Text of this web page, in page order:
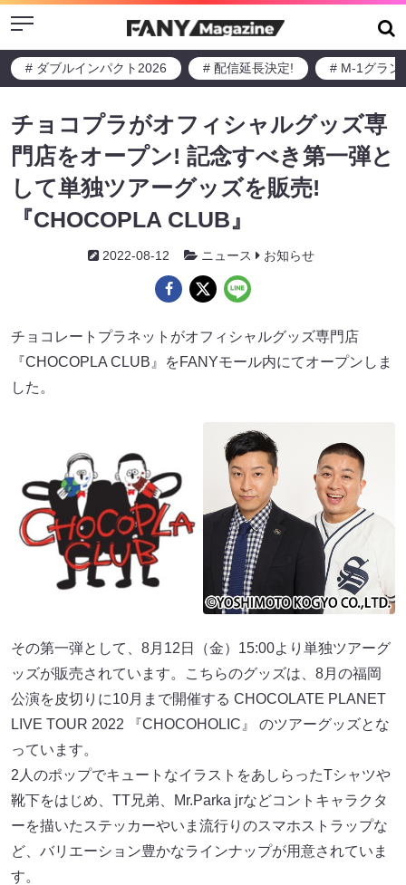
Menu
# ダブルインパクト2026 # 配信延長決定! # M-1グラン
チョコプラがオフィシャルグッズ専
門店をオープン! 記念すべき第一弾と
して単独ツアーグッズを販売!
『CHOCOPLA CLUB』
2022-08-12 ニュース お知らせ
チョコレートプラネットがオフィシャルグッズ専門店
『CHOCOPLA CLUB』をFANYモール内にてオープンしま
した。
その第一弾として、8月12日（金）15:00より単独ツアーグ
ッズが販売されています。こちらのグッズは、8月の福岡
公演を皮切りに10月まで開催する CHOCOLATE PLANET
LIVE TOUR 2022 『CHOCOHOLIC』 のツアーグッズとな
っています。
2人のポップでキュートなイラストをあしらったTシャツや
靴下をはじめ、TT兄弟、Mr.Parka jrなどコントキャラクタ
ーを描いたステッカーやいま流行りのスマホストラップな
ど、バリエーション豊かなラインナップが用意されていま
す。